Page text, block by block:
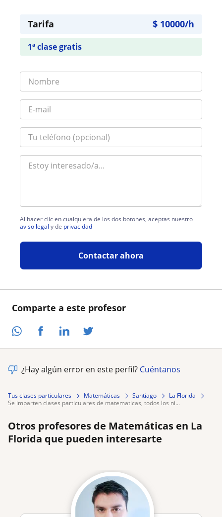
Comparte a este profesor
Tarifa $ 10000/h
1ª clase gratis
Al hacer clic en cualquiera de los dos botones, aceptas nuestro
aviso legal y de privacidad
Contactar ahora
¿Hay algún error en este perfil? Cuéntanos
Tus clases particulares Matemáticas Santiago
La Florida
se imparten clases particulares de matematicas, todos los ni...
Otros profesores de Matemáticas en La
Florida que pueden interesarte